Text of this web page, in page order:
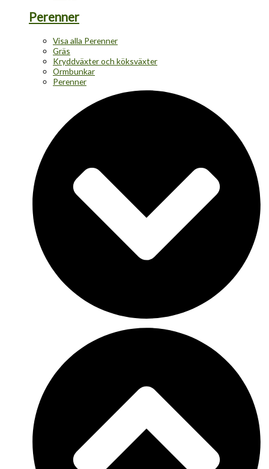
Perenner
Visa alla Perenner
Gräs
Kryddväxter och köksväxter
Ormbunkar
Perenner